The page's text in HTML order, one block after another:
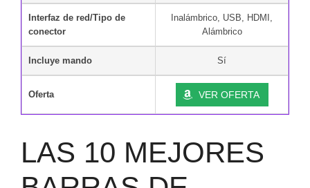
Interfaz de red/Tipo de
conector
Inalámbrico, USB, HDMI,
Alámbrico
Incluye mando Sí
Oferta VER OFERTA
LAS 10 MEJORES